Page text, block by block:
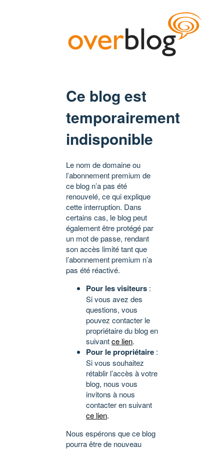
Ce blog est
temporairement
indisponible
Le nom de domaine ou
l’abonnement premium de
ce blog n’a pas été
renouvelé, ce qui explique
cette interruption. Dans
certains cas, le blog peut
également être protégé par
un mot de passe, rendant
son accès limité tant que
l’abonnement premium n’a
pas été réactivé.
Pour les visiteurs :
Si vous avez des
questions, vous
pouvez contacter le
propriétaire du blog en
suivantce lien.
Pour le propriétaire :
Si vous souhaitez
rétablir l’accès à votre
blog, nous vous
invitons à nous
contacter en suivant
ce lien.
Nous espérons que ce blog
pourra être de nouveau